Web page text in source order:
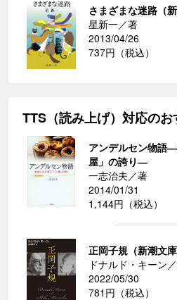
さまざまな迷路（新
星新一／著
2013/04/26
737円（税込）
TTS（読み上げ）対応の
アンデルセン物語
屋」の誇り―
一志治夫／著
2014/01/31
1,144円（税込）
正岡子規（新潮文庫
ドナルド・キーン
2022/05/30
781円（税込）